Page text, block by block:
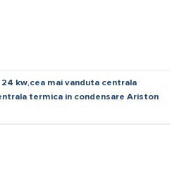
24 kw,cea mai vanduta centrala
termica in condensare Ariston